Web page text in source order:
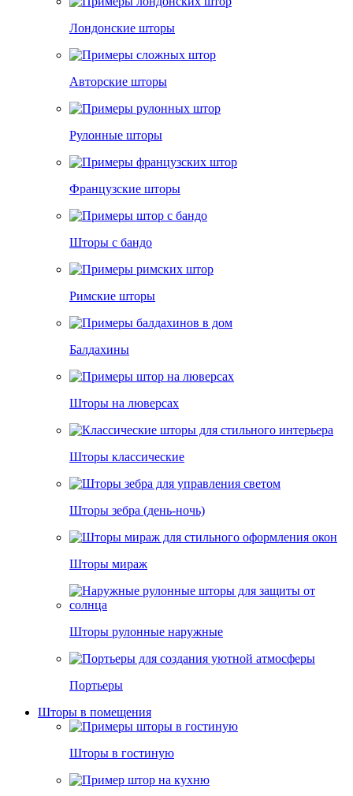
Лондонские шторы
Авторские шторы
Рулонные шторы
Французские шторы
Шторы с бандо
Римские шторы
Балдахины
Шторы на люверсах
Шторы классические
Шторы зебра (день-ночь)
Шторы мираж
Шторы рулонные наружные
Портьеры
Шторы в помещения
Шторы в гостиную